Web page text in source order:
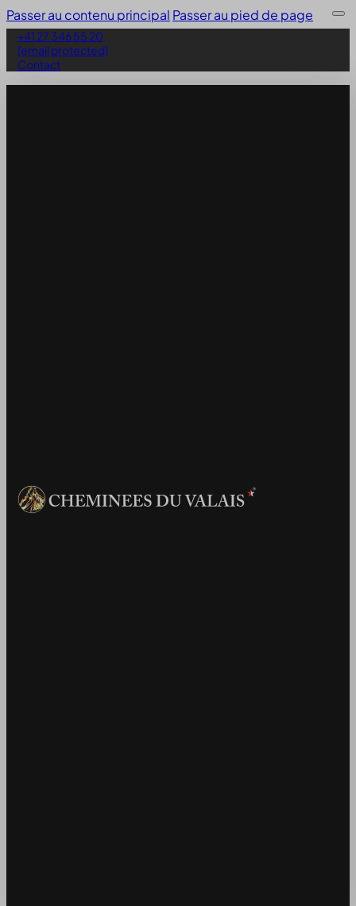
Passer au contenu principal Passer au pied de page
+41 27 346 55 20
[email protected]
Contact